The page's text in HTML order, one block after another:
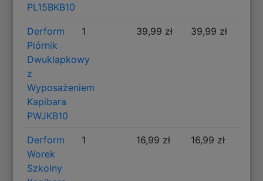
PL15BKB10
Derform
Piórnik
Dwuklapkowy
z
Wyposażeniem
Kapibara
PWJKB10
1 39,99 zł 39,99 zł
Derform
Worek
Szkolny
1 16,99 zł 16,99 zł